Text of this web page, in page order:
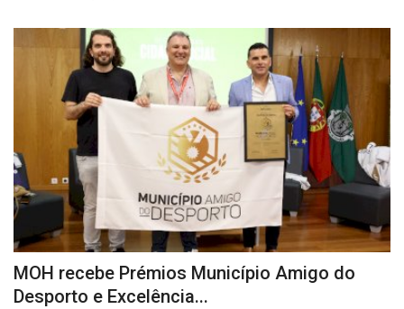
MOH recebe Prémios Município Amigo do
Desporto e Excelência...